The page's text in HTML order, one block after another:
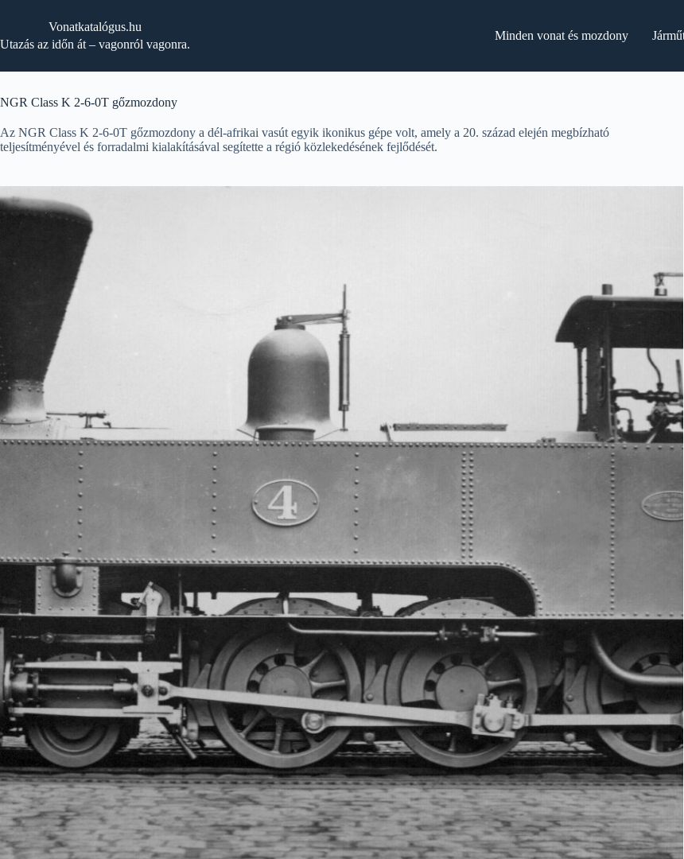
Vonatkatalógus.hu
Utazás az időn át – vagonról vagonra.
Minden vonat és mozdony
NGR Class K 2-6-0T gőzmozdony
Az NGR Class K 2-6-0T gőzmozdony a dél-afrikai vasút egyik ikonikus gépe volt, amely a 20. század elején megbízható
teljesítményével és forradalmi kialakításával segítette a régió közlekedésének fejlődését.